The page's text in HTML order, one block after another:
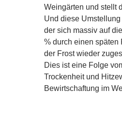
Weingärten und stellt
Und diese
der sich massiv auf
% durch einen späten
der Frost wieder
Dies ist eine Folge
Trockenheit und
Bewirtschaftung im